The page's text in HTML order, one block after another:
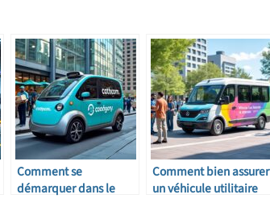
Comment se
démarquer dans le
Comment bien assurer
un véhicule utilitaire